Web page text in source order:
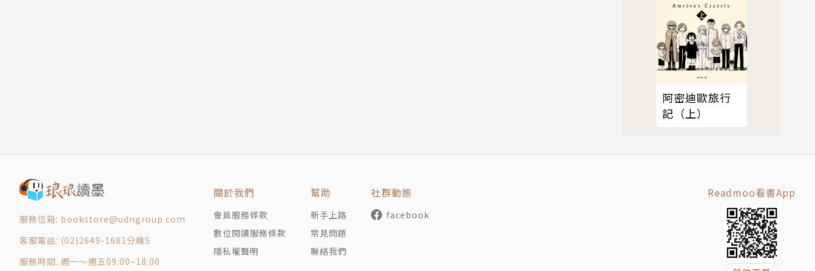
阿密迪歐旅行
記（上）
服務信箱: bookstore@udngroup.com
客服電話: (02)2649-1681分機5
服務時間: 週一～週五09:00~18:00
關於我們
會員服務條款
數位閱讀服務條款
隱私權聲明
幫助
新手上路
常見問題
聯絡我們
社群動態
facebook
Readmoo看書App